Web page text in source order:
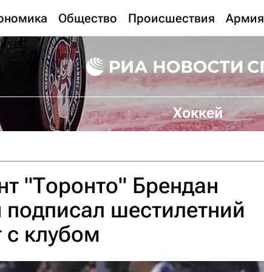
Общество Происшествия Армия
Хоккей
"Торонто" Брендан
шестилетний
с клубом